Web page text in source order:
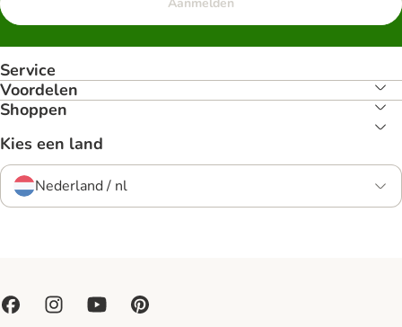
Service
Voordelen
Shoppen
Kies een land
Nederland / nl